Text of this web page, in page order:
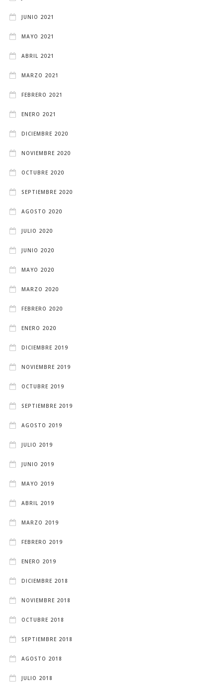
JUNIO 2021
MAYO 2021
ABRIL 2021
MARZO 2021
FEBRERO 2021
ENERO 2021
DICIEMBRE 2020
NOVIEMBRE 2020
OCTUBRE 2020
SEPTIEMBRE 2020
AGOSTO 2020
JULIO 2020
JUNIO 2020
MAYO 2020
MARZO 2020
FEBRERO 2020
ENERO 2020
DICIEMBRE 2019
NOVIEMBRE 2019
OCTUBRE 2019
SEPTIEMBRE 2019
AGOSTO 2019
JULIO 2019
JUNIO 2019
MAYO 2019
ABRIL 2019
MARZO 2019
FEBRERO 2019
ENERO 2019
DICIEMBRE 2018
NOVIEMBRE 2018
OCTUBRE 2018
SEPTIEMBRE 2018
AGOSTO 2018
JULIO 2018